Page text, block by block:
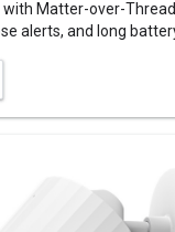
Matter-over-
alerts, and long